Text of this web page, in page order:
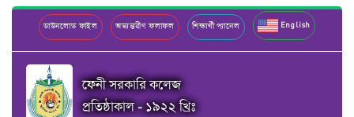
ডাউনলোড ফাইল অভ্যন্তরীণ ফলাফল শিক্ষার্থী প্যানেল English
ফেনী সরকারি কলেজ
প্রতিষ্ঠাকাল - ১৯২২ খ্রিঃ